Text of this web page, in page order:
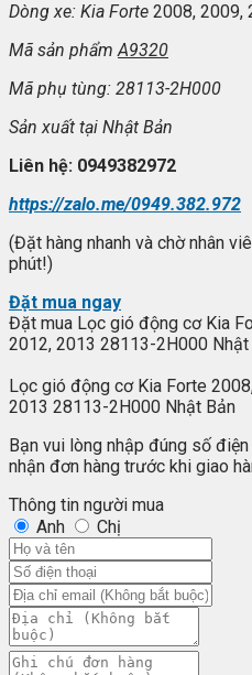
Dòng xe: Kia Forte 2008, 2009,
Mã sản phẩm A9320
Mã phụ tùng: 28113-2H000
Sản xuất tại Nhật Bản
Liên hệ: 0949382972
https://zalo.me/0949.382.972
(Đặt hàng nhanh và chờ nhân
phút!)
Đặt mua ngay
Đặt mua Lọc gió động cơ Kia
2012, 2013 28113-2H000 Nhật
Lọc gió động cơ Kia Forte
2013 28113-2H000 Nhật Bản
Bạn vui lòng nhập đúng số
nhận đơn hàng trước khi giao
Thông tin người mua
Anh
Chị